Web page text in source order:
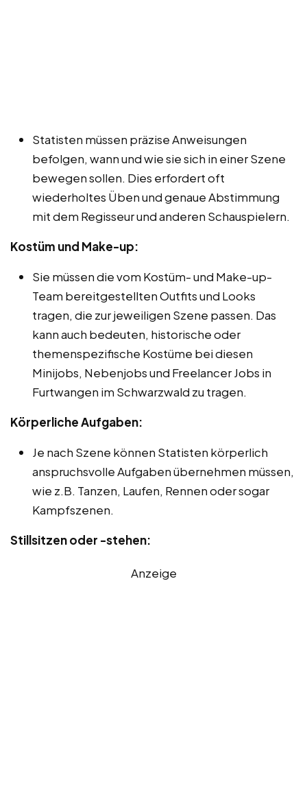
Statisten müssen präzise Anweisungen
befolgen, wann und wie sie sich in einer Szene
bewegen sollen. Dies erfordert oft
wiederholtes Üben und genaue Abstimmung
mit dem Regisseur und anderen Schauspielern.
Kostüm und Make-up:
Sie müssen die vom Kostüm- und Make-up-
Team bereitgestellten Outfits und Looks
tragen, die zur jeweiligen Szene passen. Das
kann auch bedeuten, historische oder
themenspezifische Kostüme bei diesen
Minijobs, Nebenjobs und Freelancer Jobs in
Furtwangen im Schwarzwald zu tragen.
Körperliche Aufgaben:
Je nach Szene können Statisten körperlich
anspruchsvolle Aufgaben übernehmen müssen,
wie z.B. Tanzen, Laufen, Rennen oder sogar
Kampfszenen.
Stillsitzen oder -stehen:
Anzeige